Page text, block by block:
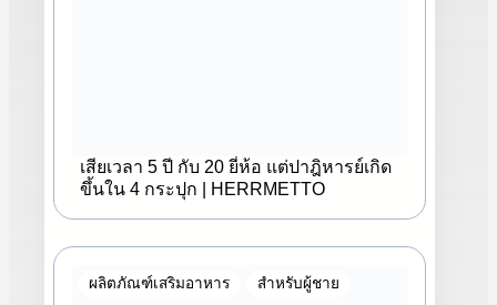
เสียเวลา 5 ปี กับ 20 ยี่ห้อ แต่ปาฎิหารย์เกิด
ขึ้นใน 4 กระปุก | HERRMETTO
ผลิตภัณฑ์เสริมอาหาร สำหรับผู้ชาย